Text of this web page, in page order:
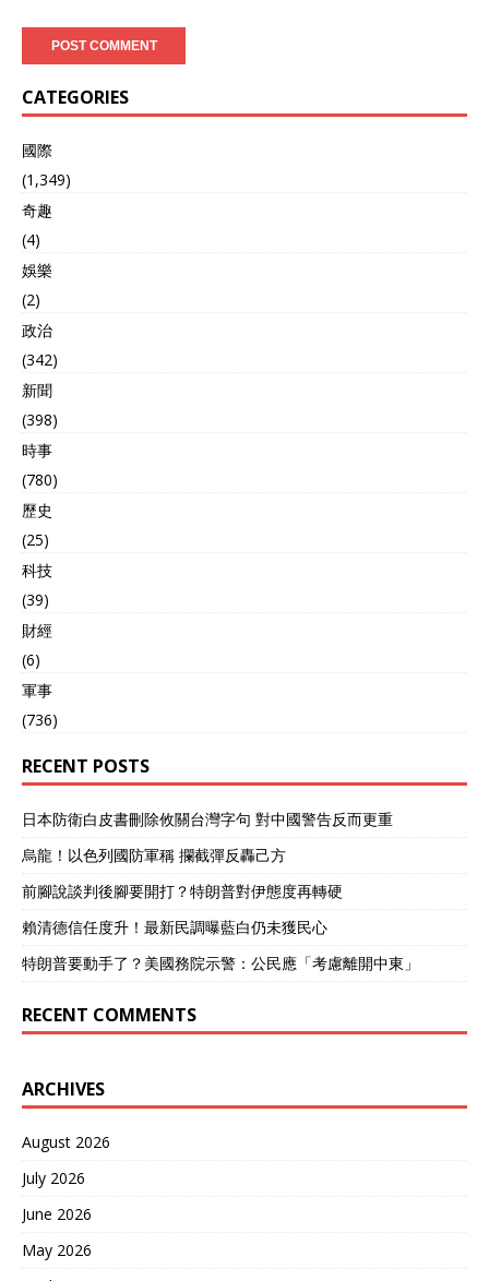
CATEGORIES
國際
(1,349)
奇趣
(4)
娛樂
(2)
政治
(342)
新聞
(398)
時事
(780)
歷史
(25)
科技
(39)
財經
(6)
軍事
(736)
RECENT POSTS
日本防衛白皮書刪除攸關台灣字句 對中國警告反而更重
烏龍！以色列國防軍稱 攔截彈反轟己方
前腳說談判後腳要開打？特朗普對伊態度再轉硬
賴清德信任度升！最新民調曝藍白仍未獲民心
特朗普要動手了？美國務院示警：公民應「考慮離開中東」
RECENT COMMENTS
ARCHIVES
August 2026
July 2026
June 2026
May 2026